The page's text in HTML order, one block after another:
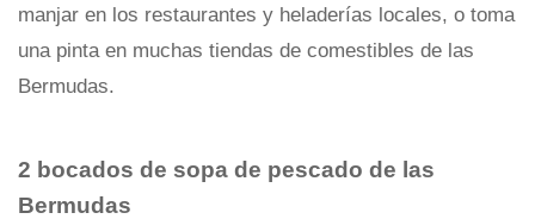
manjar en los restaurantes y heladerías locales, o toma
una pinta en muchas tiendas de comestibles de las
Bermudas.
2 bocados de sopa de pescado de las
Bermudas